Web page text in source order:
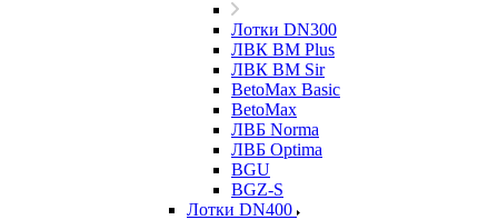
Лотки DN300
ЛВК ВМ Plus
ЛВК ВМ Sir
BetoMax Basic
BetoMax
ЛВБ Norma
ЛВБ Optima
BGU
BGZ-S
Лотки DN400